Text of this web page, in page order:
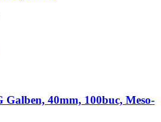
Galben, 40mm, 100buc, Meso-